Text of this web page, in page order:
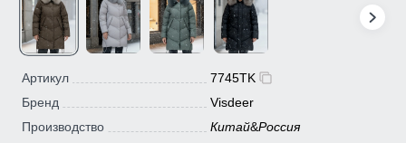
Артикул
7745TK
Бренд
Visdeer
Производство
Китай&Россия